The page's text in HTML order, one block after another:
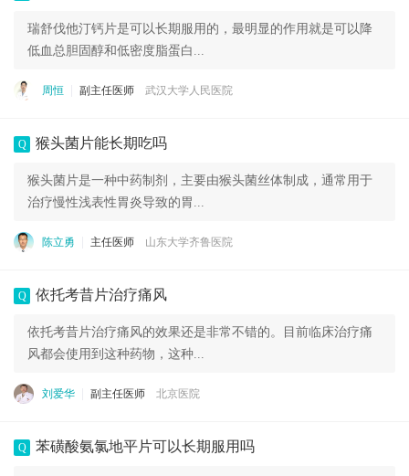
瑞舒伐他汀钙片是可以长期服用的，最明显的作用就是可以降
低血总胆固醇和低密度脂蛋白...
周恒 副主任医师 武汉大学人民医院
Q 猴头菌片能长期吃吗
猴头菌片是一种中药制剂，主要由猴头菌丝体制成，通常用于
治疗慢性浅表性胃炎导致的胃...
陈立勇 主任医师 山东大学齐鲁医院
Q 依托考昔片治疗痛风
依托考昔片治疗痛风的效果还是非常不错的。目前临床治疗痛
风都会使用到这种药物，这种...
刘爱华 副主任医师 北京医院
Q 苯磺酸氨氯地平片可以长期服用吗